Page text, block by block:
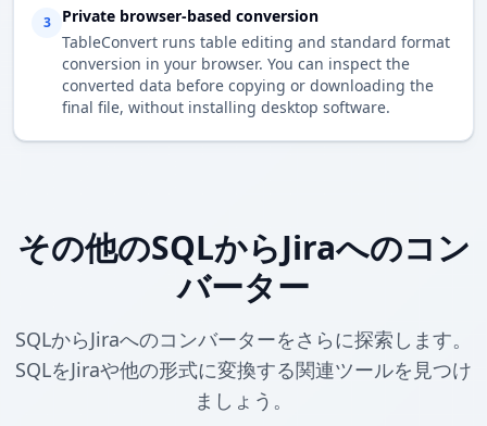
3
Private browser-based conversion
TableConvert runs table editing and standard format
conversion in your browser. You can inspect the
converted data before copying or downloading the
final file, without installing desktop software.
その他のSQLからJiraへのコン
バーター
SQLからJiraへのコンバーターをさらに探索します。
SQLをJiraや他の形式に変換する関連ツールを見つけ
ましょう。